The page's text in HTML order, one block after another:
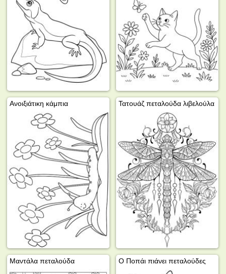
Ανοιξιάτικη κάμπια Τατουάζ πεταλούδα λιβελούλα
Μαντάλα πεταλούδα Ο Ποπάι πιάνει πεταλούδες